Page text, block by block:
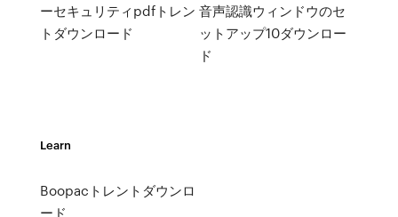
ーセキュリティpdfトレン
トダウンロード
音声認識ウィンドウのセ
ットアップ10ダウンロー
ド
Learn
Boopacトレントダウンロ
ード